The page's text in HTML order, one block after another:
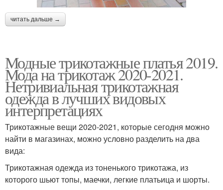
читать дальше →
Модные трикотажные платья 2019.
Мода на трикотаж 2020-2021.
Нетривиальная трикотажная
одежда в лучших видовых
интерпретациях
Трикотажные вещи 2020-2021, которые сегодня можно
найти в магазинах, можно условно разделить на два
вида:
Трикотажная одежда из тоненького трикотажа, из
которого шьют топы, маечки, легкие платьица и шорты.